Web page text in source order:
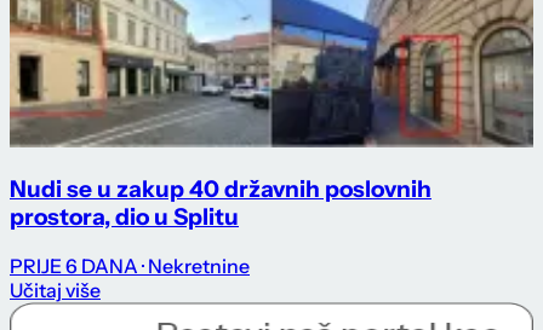
Nudi se u zakup 40 državnih poslovnih
prostora, dio u Splitu
PRIJE 6 DANA · Nekretnine
Učitaj više